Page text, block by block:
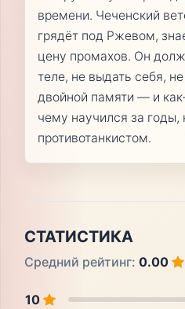
времени. Чеченский
грядёт под Ржевом,
цену промахов. Он
теле, не выдать себя,
двойной памяти — и
чему научился за годы,
противотанкистом.
СТАТИСТИКА
Средний рейтинг: 0.00
10